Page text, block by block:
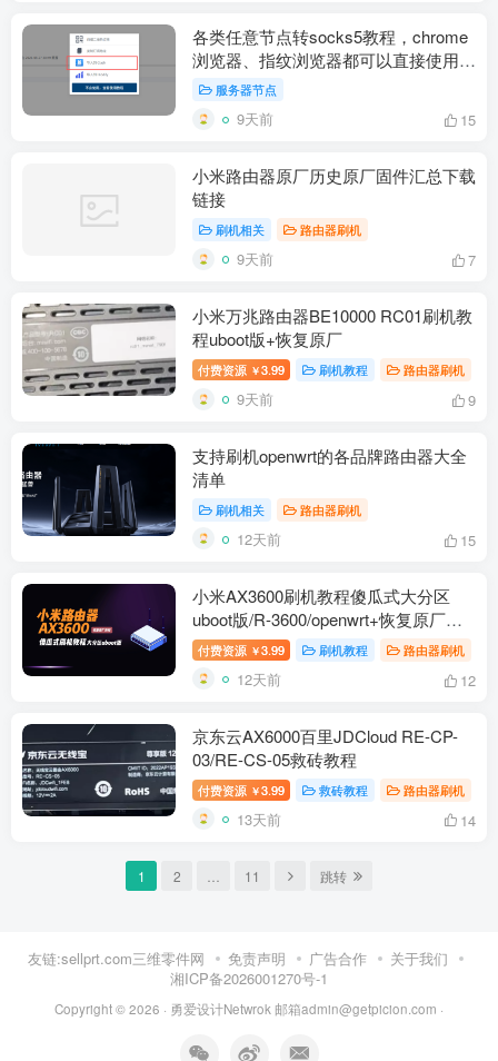
各类任意节点转socks5教程，chrome
浏览器、指纹浏览器都可以直接使用每
个窗口一个独立海外原生IP
服务器节点
9天前 15
小米路由器原厂历史原厂固件汇总下载
链接
刷机相关 路由器刷机
9天前 7
小米万兆路由器BE10000 RC01刷机教
程uboot版+恢复原厂
付费资源 ￥3.99 刷机教程 路由器刷机
9天前 9
支持刷机openwrt的各品牌路由器大全
清单
刷机相关 路由器刷机
12天前 15
小米AX3600刷机教程傻瓜式大分区
uboot版/R-3600/openwrt+恢复原厂教
程
付费资源 ￥3.99 刷机教程 路由器刷机
12天前 12
京东云AX6000百里JDCloud RE-CP-
03/RE-CS-05救砖教程
付费资源 ￥3.99 救砖教程 路由器刷机
13天前 14
1 2 11 跳转
友链:sellprt.com三维零件网 免责声明 广告合作
关于我们
湘ICP备2026001270号-1
Copyright © 2026 · 勇爱设计Netwrok 邮箱admin@getpicion.com ·